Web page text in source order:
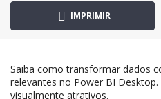
IMPRIMIR
Saiba como transformar dados
relevantes no Power BI
visualmente atrativos.